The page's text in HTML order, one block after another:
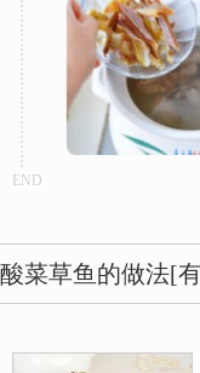
END
酸菜草鱼的做法[